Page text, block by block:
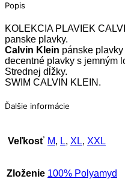
plavky
Popis
KOLEKCIA PLAVIEK
panske plavky.
Calvin Klein pánske
decentné plavky s jemným
Strednej dĺžky.
SWIM CALVIN KLEIN.
Ďalšie informácie
Veľkosť M, L, XL, XXL
Zloženie 100% Polyamyd